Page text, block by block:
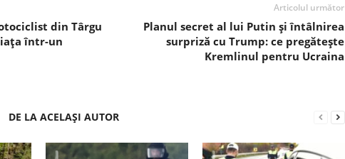
din Târgu
într-un
Articolul următor
Planul secret al lui Putin și întâlnirea
surpriză cu Trump: ce pregătește
Kremlinul pentru Ucraina
DE LA ACELAȘI AUTOR